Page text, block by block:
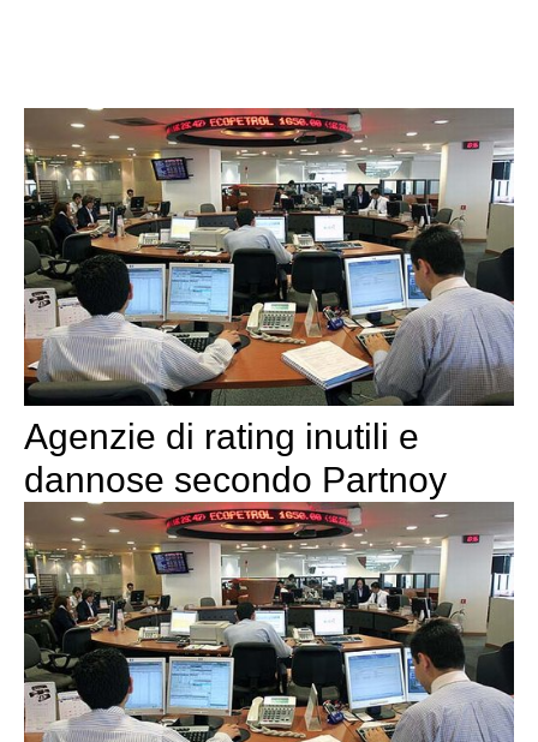
Agenzie di rating inutili e
dannose secondo Partnoy